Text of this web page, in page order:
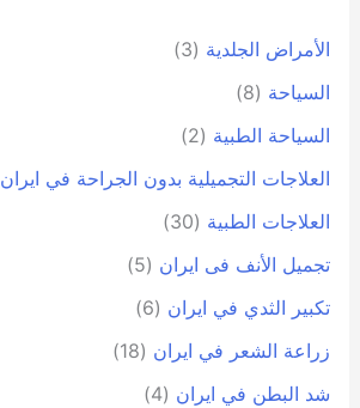
الأمراض الجلدية (3)
السياحة (8)
السياحة الطبية (2)
العلاجات التجميلية بدون الجراحة في ايران
العلاجات الطبية (30)
تجمیل الأنف فی ایران (5)
تكبير الثدي في ايران (6)
زراعة الشعر في ايران (18)
شد البطن في ايران (4)